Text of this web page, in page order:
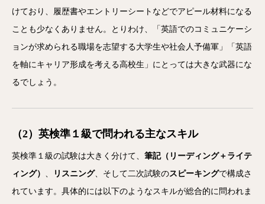
けており、履歴書やエントリーシートなどでアピール材料になる
ことも少なくありません。とりわけ、「英語でのコミュニケーシ
ョンが求められる職場を志望する大学生や社会人予備軍」「英語
を軸にキャリア形成を考える高校生」にとっては大きな武器にな
るでしょう。
（2）英検準１級で問われる主なスキル
英検準１級の試験は大きく分けて、 筆記（リーディング＋ライテ
ィング） 、 リスニング、そして二次試験のスピーキングで構成さ
れています。具体的には以下のようなスキルが総合的に問われま